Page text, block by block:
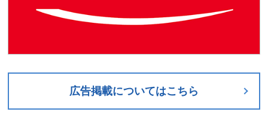
R6/3/23匠の技を見る
【会員・学生限定】オンラインウォーキングコンペテ
ィション
会員限定
2024.02.01
広告掲載についてはこちら